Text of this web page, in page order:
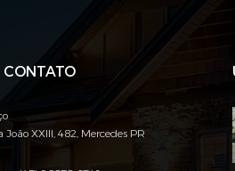
CONTATO
XXIII, 482, Mercedes PR